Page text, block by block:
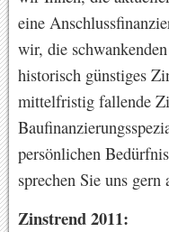
eine
wir, die
historisch günstiges
mittelfristig fallende
persönlichen
sprechen Sie uns gern
Zinstrend 2011: